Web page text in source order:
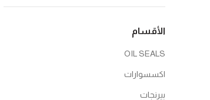
الأقسام
OIL SEALS
اكسسوارات
بيرنجات